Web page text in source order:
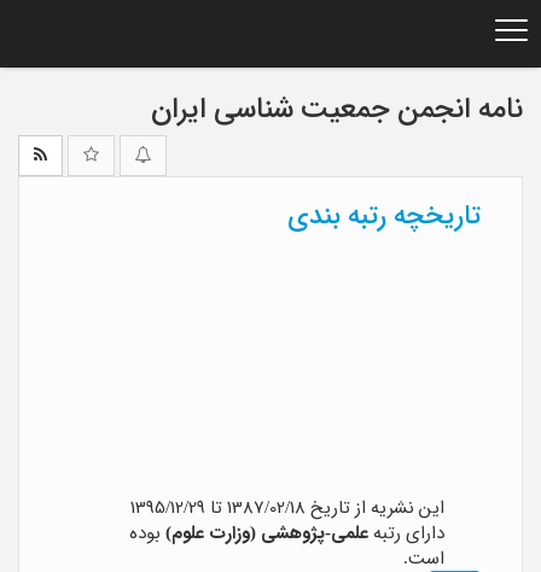
نامه انجمن جمعیت شناسی ایران
تاریخچه رتبه بندی
این نشریه از تاریخ 1387/02/18 تا 1395/12/29
دارای رتبه علمی-پژوهشی (وزارت علوم) بوده
است.